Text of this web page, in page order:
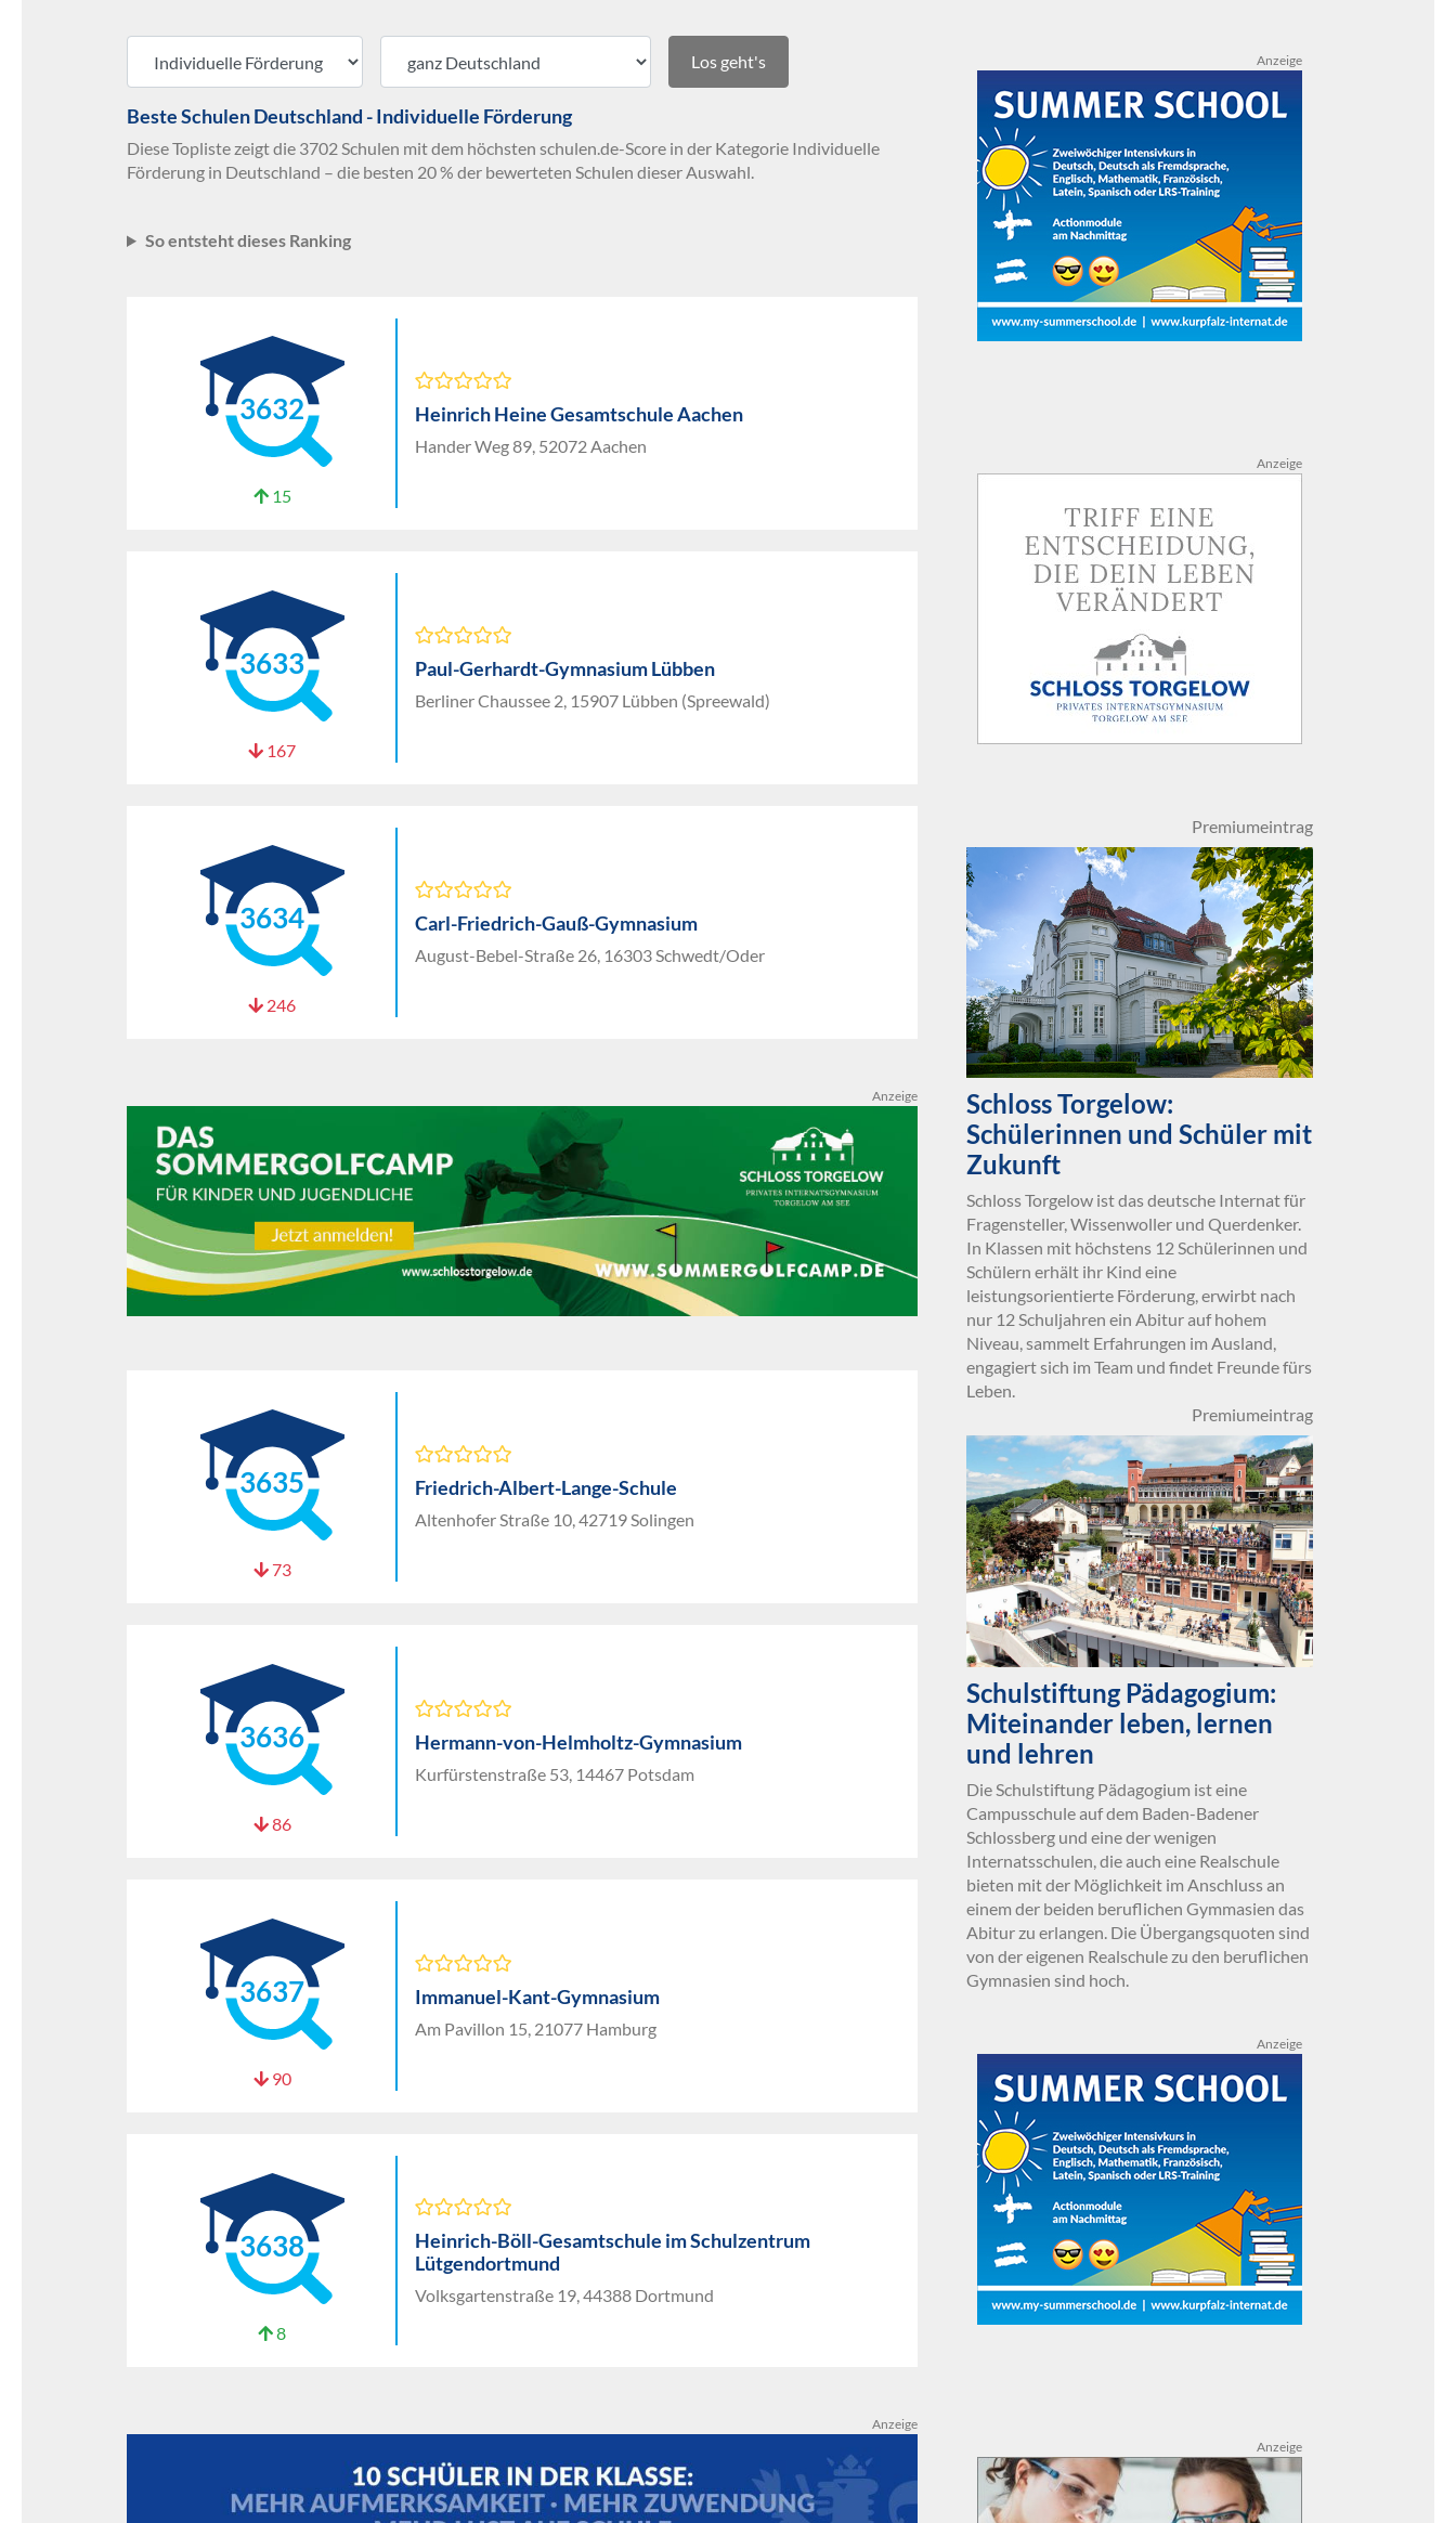
Los geht's
Beste Schulen Deutschland - Individuelle Förderung
Diese Topliste zeigt die 3702 Schulen mit dem höchsten schulen.de-Score in der Kategorie Individuelle
Förderung in Deutschland – die besten 20 % der bewerteten Schulen dieser Auswahl.
So entsteht dieses Ranking
3632
15
Heinrich Heine Gesamtschule Aachen
Hander Weg 89, 52072 Aachen
3633
167
Paul-Gerhardt-Gymnasium Lübben
Berliner Chaussee 2, 15907 Lübben (Spreewald)
3634
246
Carl-Friedrich-Gauß-Gymnasium
August-Bebel-Straße 26, 16303 Schwedt/Oder
Anzeige
3635
73
Friedrich-Albert-Lange-Schule
Altenhofer Straße 10, 42719 Solingen
3636
86
Hermann-von-Helmholtz-Gymnasium
Kurfürstenstraße 53, 14467 Potsdam
3637
90
Immanuel-Kant-Gymnasium
Am Pavillon 15, 21077 Hamburg
3638
8
Heinrich-Böll-Gesamtschule im Schulzentrum
Lütgendortmund
Volksgartenstraße 19, 44388 Dortmund
Anzeige
Anzeige
Anzeige
Premiumeintrag
Schloss Torgelow:
Schülerinnen und Schüler mit
Zukunft
Schloss Torgelow ist das deutsche Internat für
Fragensteller, Wissenwoller und Querdenker.
In Klassen mit höchstens 12 Schülerinnen und
Schülern erhält ihr Kind eine
leistungsorientierte Förderung, erwirbt nach
nur 12 Schuljahren ein Abitur auf hohem
Niveau, sammelt Erfahrungen im Ausland,
engagiert sich im Team und findet Freunde fürs
Leben.
Premiumeintrag
Schulstiftung Pädagogium:
Miteinander leben, lernen
und lehren
Die Schulstiftung Pädagogium ist eine
Campusschule auf dem Baden-Badener
Schlossberg und eine der wenigen
Internatsschulen, die auch eine Realschule
bieten mit der Möglichkeit im Anschluss an
einem der beiden beruflichen Gymmasien das
Abitur zu erlangen. Die Übergangsquoten sind
von der eigenen Realschule zu den beruflichen
Gymnasien sind hoch.
Anzeige
Anzeige